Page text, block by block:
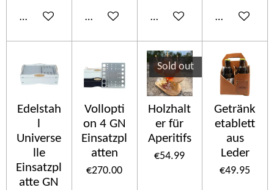
Add to cart Add to cart Add to cart Add to cart
Edelstah
l
Universe
lle
Einsatzpl
atte GN
Vollopti
on 4 GN
Einsatzpl
atten
€270.00
Sold out
Holzhalt
er für
Aperitifs
€54.99
Getränk
etablett
aus
Leder
€49.95